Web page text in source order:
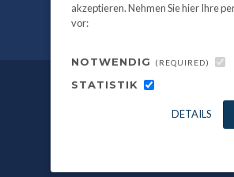
All information and
REMINC / CONTI
akzeptieren. Nehmen Sie hier Ihre
vor:
NOTWENDIG (REQUIRED)
STATISTIK
DETAILS